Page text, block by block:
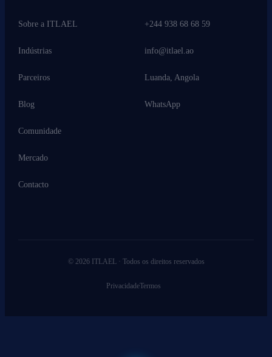
Sobre a ITLAEL
Indústrias
Parceiros
Blog
Comunidade
Mercado
Contacto
+244 938 68 68 59
info@itlael.ao
Luanda, Angola
WhatsApp
© 2026 ITLAEL · Todos os direitos reservados
PrivacidadeTermos